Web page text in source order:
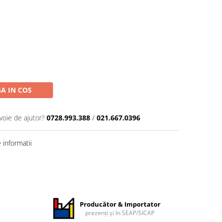
IN COS
de ajutor? 0728.993.388 / 021.667.0396
informatii
Producător & Importator
prezenți și în SEAP/SICAP